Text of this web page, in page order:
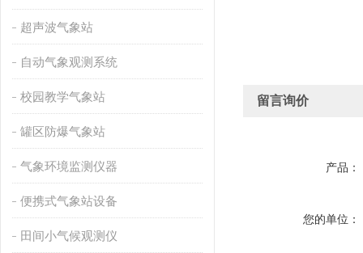
超声波气象站
自动气象观测系统
校园教学气象站
罐区防爆气象站
气象环境监测仪器
便携式气象站设备
田间小气候观测仪
留言询价
产品：
您的单位：